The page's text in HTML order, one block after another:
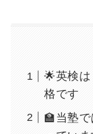
🌟英検
格です
🏫当塾